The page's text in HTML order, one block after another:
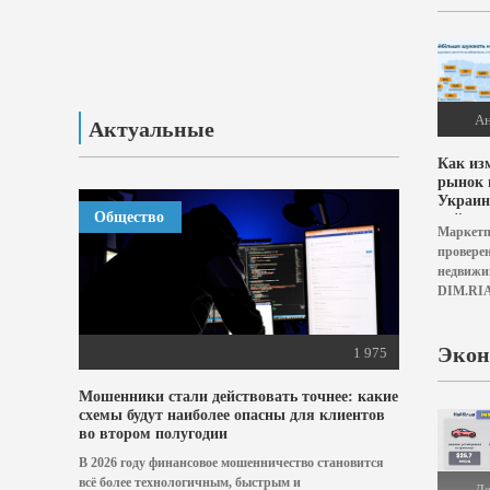
Актуальные
Общество
1 975
Мошенники стали действовать точнее: какие
схемы будут наиболее опасны для клиентов
во втором полугодии
В 2026 году финансовое мошенничество становится
всё более технологичным, быстрым и
Как
рынок
что
как
цены
начала
года.